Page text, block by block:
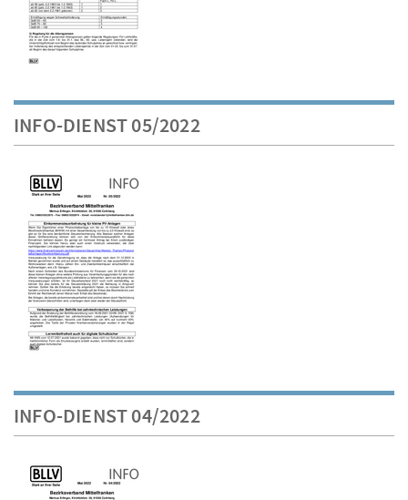
INFO-DIENST 05/2022
INFO-DIENST 04/2022